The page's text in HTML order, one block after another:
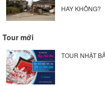
HAY KHÔNG?
Tour mới
TOUR NHẬT